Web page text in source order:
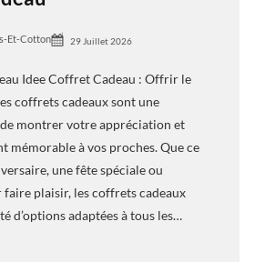
Et-Cotton 29 Juillet 2026
Idee Coffret Cadeau : Offrir le
coffrets cadeaux sont une
montrer votre appréciation et
mémorable à vos proches. Que ce
une fête spéciale ou
plaisir, les coffrets cadeaux
d’options adaptées à tous les…